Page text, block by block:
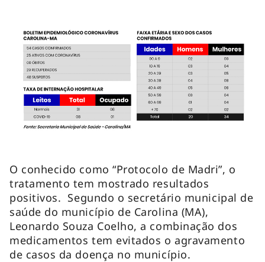
O conhecido como “Protocolo de Madri”, o
tratamento tem mostrado resultados
positivos. Segundo o secretário municipal de
saúde do município de Carolina (MA),
Leonardo Souza Coelho, a combinação dos
medicamentos tem evitados o agravamento
de casos da doença no município.